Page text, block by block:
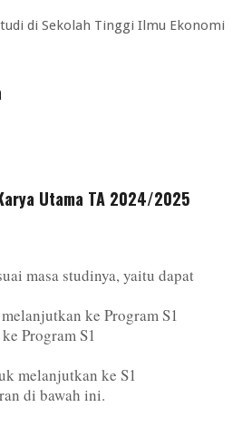
di Sekolah Tinggi Ilmu Ekonomi
Utama TA 2024/2025
masa studinya, yaitu dapat
ke Program S1
Program S1
melanjutkan ke S1
di bawah ini.